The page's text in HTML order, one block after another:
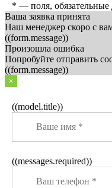
* — поля, обязательные
Ваша заявка принята
Наш менеджер скоро с
((form.message))
Произошла ошибка
Попробуйте отправить
((form.message))
×
((model.title))
((messages.required))